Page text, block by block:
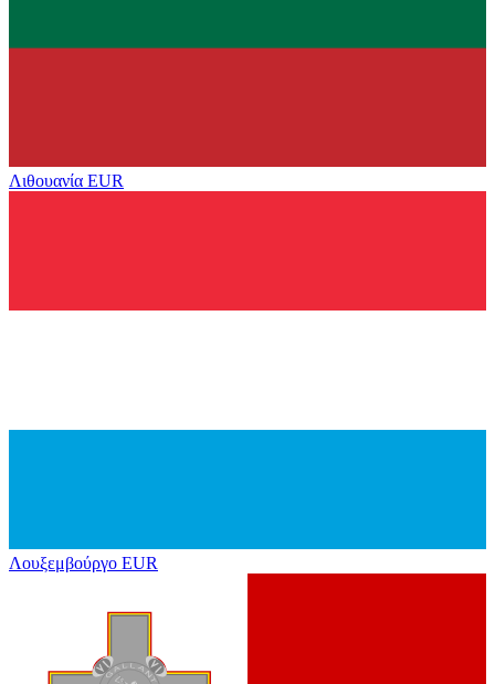
Λιθουανία EUR
Λουξεμβούργο EUR